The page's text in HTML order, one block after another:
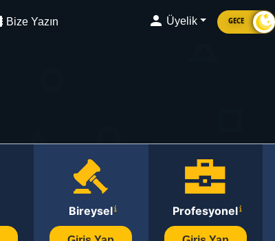
Bize Yazın Üyelik GECE
Bireysel Profesyonel